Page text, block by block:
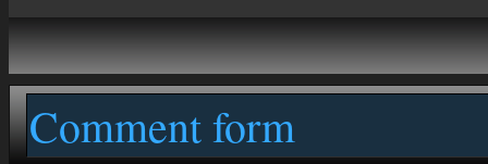
Comment form